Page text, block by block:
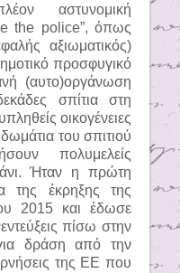
αστυνομική
the police”, όπως
αξιωματικός)
προσφυγικό
(αυτο)οργάνωση
σπίτια στη
οικογένειες
του σπιτιού
πολυμελείς
Ήταν η πρώτη
της έκρηξης της
2015 και έδωσε
πίσω στην
δράση από την
της ΕΕ που